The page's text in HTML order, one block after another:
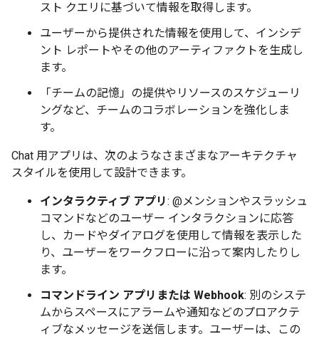
スト クエリに基づいて情報を取得します。
ユーザーから提供された情報を使用して、インシデ
ント レポートやその他のアーティファクトを生成し
ます。
「チームの記憶」の提供やリソースのスケジューリ
ングなど、チームのコラボレーションを強化しま
す。
Chat 用アプリは、次のようなさまざまなアーキテクチャ
スタイルを使用して設計できます。
インタラクティブ アプリ: @メンションやスラッシュ
コマンドなどのユーザー インタラクションに応答
し、カードやダイアログを使用して情報を表示した
り、ユーザーをワークフローに沿って案内したりし
ます。
コマンドライン アプリまたは Webhook: 別のシステ
ムからスペースにアラームや通知などのプロアクテ
ィブなメッセージを送信します。ユーザーは、この